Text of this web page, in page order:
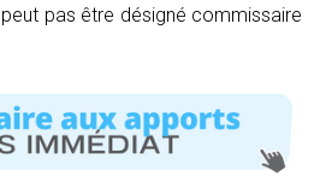
pas être désigné commissaire